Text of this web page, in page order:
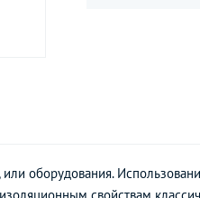
оборудования.